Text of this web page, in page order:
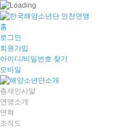
홈
로그인
회원가입
아이디/비밀번호 찾기
모바일
총재인사말
연맹소개
연혁
조직도